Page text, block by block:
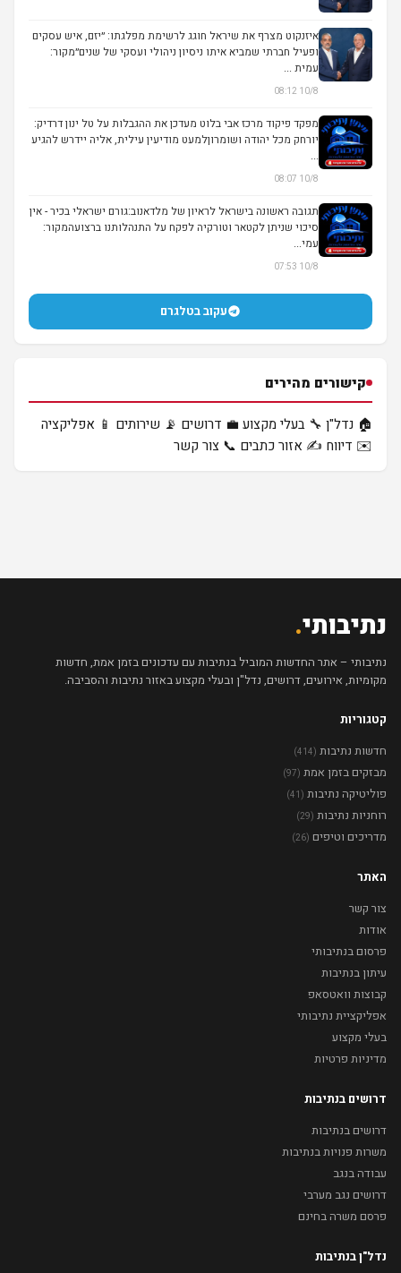
איזנקוט מצרף את שיראל חוגג לרשימת מפלגתו: ״יזם, איש עסקים
ופעיל חברתי שמביא איתו ניסיון ניהולי ועסקי של שנים״מקור:
עמית ...
10/8 08:12
מפקד פיקוד מרכז אבי בלוט מעדכן את ההגבלות על טל ינון דרדיק:
יורחק מכל יהודה ושומרוןלמעט מודיעין עילית, אליה יידרש להגיע
...
10/8 08:07
תגובה ראשונה בישראל לראיון של מלדאנוב:גורם ישראלי בכיר - אין
סיכוי שניתן לקטאר וטורקיה לפקח על התנהלותנו ברצועהמקור:
עמי...
10/8 07:53
עקוב בטלגרם
קישורים מהירים
🏠 נדל"ן 🔧 בעלי מקצוע 💼 דרושים 📡 שירותים 📱 אפליקציה
✉️ דיווח ✍️ אזור כתבים 📞 צור קשר
נתיבותי.
נתיבותי – אתר החדשות המוביל בנתיבות עם עדכונים בזמן אמת, חדשות
מקומיות, אירועים, דרושים, נדל"ן ובעלי מקצוע באזור נתיבות והסביבה.
קטגוריות
חדשות נתיבות (414)
מבזקים בזמן אמת (97)
פוליטיקה נתיבות (41)
רוחניות נתיבות (29)
מדריכים וטיפים (26)
האתר
צור קשר
אודות
פרסום בנתיבותי
עיתון בנתיבות
קבוצות וואטסאפ
אפליקציית נתיבותי
בעלי מקצוע
מדיניות פרטיות
דרושים בנתיבות
דרושים בנתיבות
משרות פנויות בנתיבות
עבודה בנגב
דרושים נגב מערבי
פרסם משרה בחינם
נדל"ן בנתיבות